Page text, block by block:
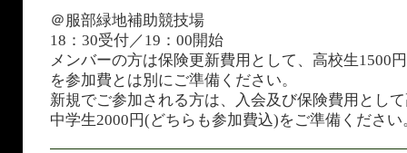
＠服部緑地補助競技場
18：30受付／19：00開始
メンバーの方は保険更新費用として、高校生1500
を参加費とは別にご準備ください。
新規でご参加される方は、入会及び保険費用とし
中学生2000円(どちらも参加費込)をご準備ください